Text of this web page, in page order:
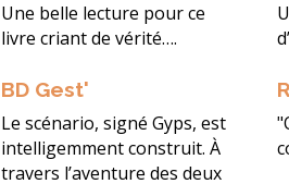
Une belle lecture pour ce
livre criant de vérité….
BD Gest'
Le scénario, signé Gyps, est
intelligemment construit. À
travers l’aventure des deux